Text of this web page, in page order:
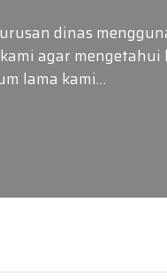
dinas
agar mengetahui
lama kami…